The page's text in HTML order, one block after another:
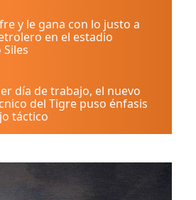
y le gana con lo justo a
en el estadio
día de trabajo, el nuevo
del Tigre puso énfasis
táctico